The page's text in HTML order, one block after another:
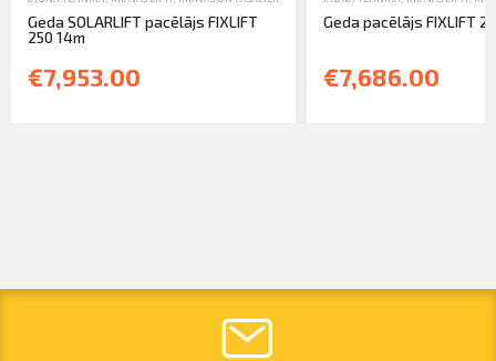
Geda SOLARLIFT pacēlājs FIXLIFT
250 14m
€7,953.00
Geda pacēlājs FIXLIFT
€7,686.00